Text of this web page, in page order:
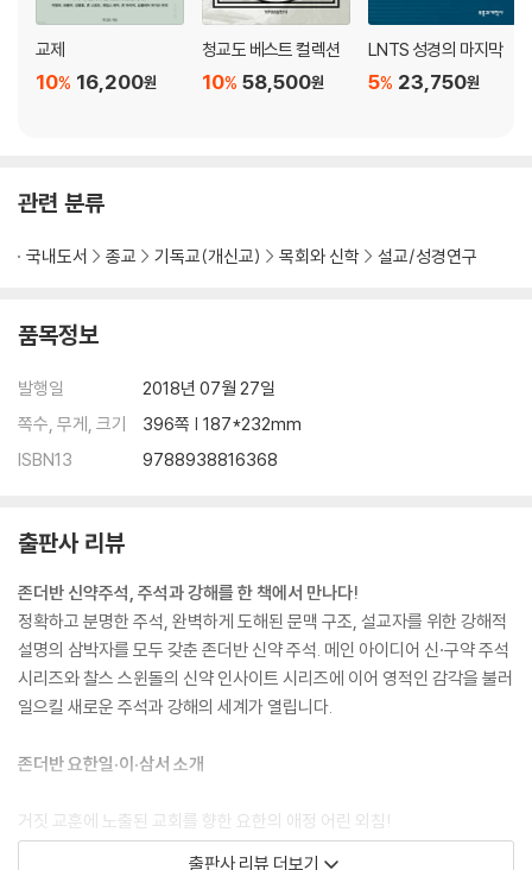
교제
16,200원
10%
청교도 베스트 컬렉션
58,500원
10%
LNTS 성경의 마지막
23,750원
5%
관련 분류
국내도서 종교 기독교(개신교) 목회와 신학 설교/성경연구
품목정보
발행일
2018년 07월 27일
쪽수, 무게, 크기
396쪽 | 187*232mm
ISBN13
9788938816368
출판사 리뷰
존더반 신약주석, 주석과 강해를 한 책에서 만나다!
정확하고 분명한 주석, 완벽하게 도해된 문맥 구조, 설교자를 위한 강해적
설명의 삼박자를 모두 갖춘 존더반 신약 주석. 메인 아이디어 신·구약 주석
시리즈와 찰스 스윈돌의 신약 인사이트 시리즈에 이어 영적인 감각을 불러
일으킬 새로운 주석과 강해의 세계가 열립니다.
존더반 요한일·이·삼서 소개
거짓 교훈에 노출된 교회를 향한 요한의 애정 어린 외침!
상대주의가 만연한 시대를 살아가는 교회가 귀 기울여야 할 시의적절한 신
출판사 리뷰 더보기